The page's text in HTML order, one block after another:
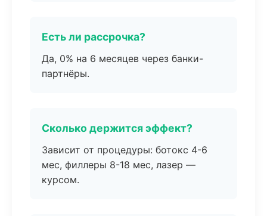
Есть ли рассрочка?
Да, 0% на 6 месяцев через банки-
партнёры.
Сколько держится эффект?
Зависит от процедуры: ботокс 4-6
мес, филлеры 8-18 мес, лазер —
курсом.